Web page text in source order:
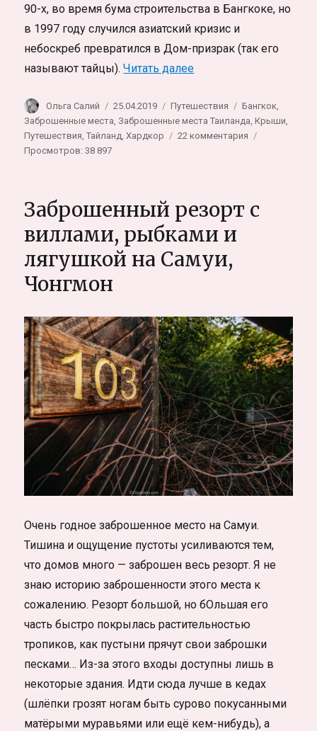
90-х, во время бума строительства в Бангкоке, но
в 1997 году случился азиатский кризис и
небоскреб превратился в Дом-призрак (так его
называют тайцы).Читать далее«Бангкок Sathorn
Автор
Ольга Салий Опубликовано
25.04.2019 Рубрики
Путешествия Метки
Бангкок,
Заброшенные места, Заброшенные места Таиланда,Крыши,
Путешествия,Тайланд,Хардкор 22 комментария
самый
Просмотров: 38 897
Заброшенный резорт с
виллами, рыбками и
лягушкой на Самуи,
Чонгмон
Очень годное заброшенное место на Самуи.
Тишина и ощущение пустоты усиливаются тем,
что домов много — заброшен весь резорт. Я не
знаю историю заброшенности этого места к
сожалению. Резорт большой, но бОльшая его
часть быстро покрылась растительностью
тропиков, как пустыни прячут свои заброшки
песками… Из-за этого входы доступны лишь в
некоторые здания. Идти сюда лучше в кедах
(шлёпки грозят ногам быть сурово покусанными
матёрыми муравьями или ещё кем-нибудь), а